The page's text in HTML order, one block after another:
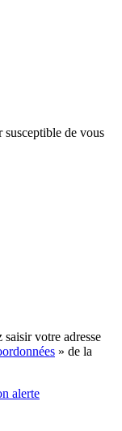
de vous
votre adresse
» de la
alerte